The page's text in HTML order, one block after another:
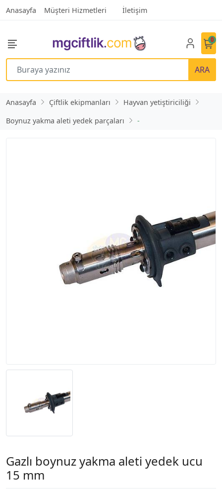
Anasayfa Müşteri Hizmetleri İletişim
ARA
0
Anasayfa Çiftlik ekipmanları
Hayvan yetiştiriciliği
Boynuz yakma aleti yedek parçaları
-
Gazlı boynuz yakma aleti yedek ucu
15 mm